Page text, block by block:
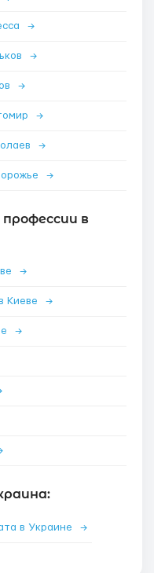
→
→
→
→
→
→
в
→
Киеве →
→
в Украине →